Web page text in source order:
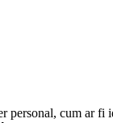
personal, cum